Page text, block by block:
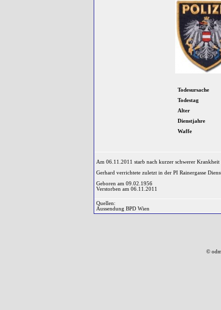
Todesursache
Todestag
Alter
Dienstjahre
Waffe
Am 06.11.2011 starb nach kurzer schwerer
Gerhard verrichtete zuletzt in der PI Rainergasse
Geboren am 09.02.1956
Verstorben am 06.11.2011
Quellen:
Aussendung BPD Wien
©